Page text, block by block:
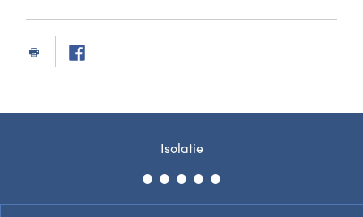
Isolatie